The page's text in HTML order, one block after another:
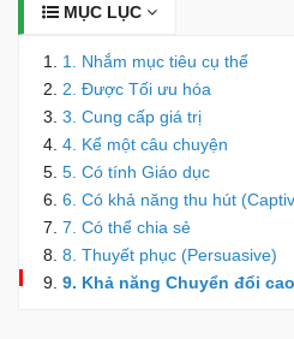
MỤC LỤC
1. Nhắm mục tiêu cụ thể
2. Được Tối ưu hóa
3. Cung cấp giá trị
4. Kể một câu chuyện
5. Có tính Giáo dục
6. Có khả năng thu hút
7. Có thể chia sẻ
8. Thuyết phục (Persuasive)
9. Khả năng Chuyển đổi cao